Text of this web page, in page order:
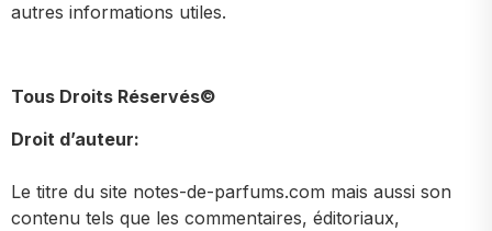
autres informations utiles.
Tous Droits Réservés©
Droit d’auteur:
​Le titre du site notes-de-parfums.com mais aussi son
contenu tels que les commentaires, éditoriaux,